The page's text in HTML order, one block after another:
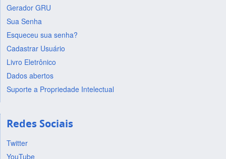
Gerador GRU
Sua Senha
Esqueceu sua senha?
Cadastrar Usuário
Livro Eletrônico
Dados abertos
Suporte a Propriedade Intelectual
Redes Sociais
Twitter
YouTube